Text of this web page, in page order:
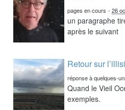
pages en cours -26
un paragraphe
après le suivant
Retour sur
réponse à quelques-
Quand le Vieil
exemples.